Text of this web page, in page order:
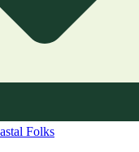
Folks